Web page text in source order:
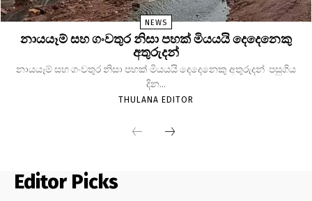
NEWS
නායයෑම් සහ ගංවතුර නිසා පහක් මියයයි දෙදෙනෙකු
අතුරුදන්
නායයෑම් සහ ගංවතුර නිසා පහක් මියයයි දෙදෙනෙකු අතුරුදන් පසුගිය
දින...
THULANA EDITOR
Editor Picks